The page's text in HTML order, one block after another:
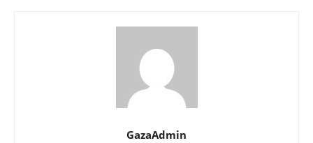
GazaAdmin